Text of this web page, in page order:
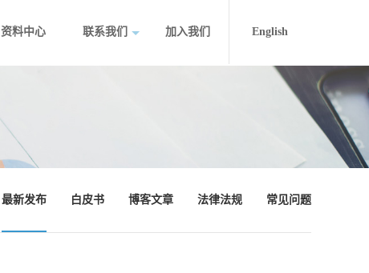
资料中心 联系我们 加入我们 English
最新发布 白皮书 博客文章 法律法规 常见问题